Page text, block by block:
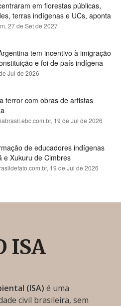
em florestas públicas,
terras indígenas e UCs, aponta
27 de Set de 2027
tem incentivo à imigração
e foi de país indígena
Jul de 2026
terror com obras de artistas
19 de Jul de 2026
de educadores indígenas
e Xukuru de Cimbres
19 de Jul de 2026
ISA
(ISA) é uma
civil brasileira, sem